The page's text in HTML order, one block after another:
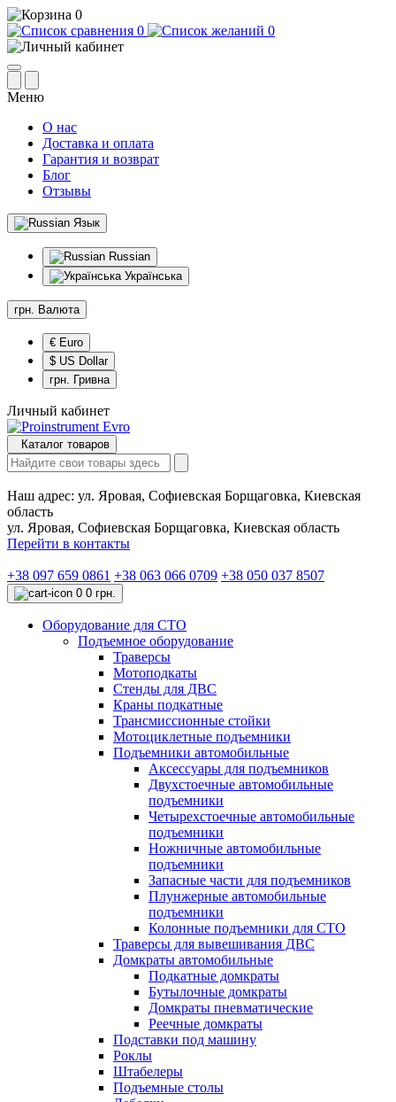
0
0
0
Меню
О нас
Доставка и оплата
Гарантия и возврат
Блог
Отзывы
Язык
Russian
Українська
грн. Валюта
€ Euro
$ US Dollar
грн. Гривна
Личный кабинет
Каталог товаров
Наш адрес: ул. Яровая, Софиевская Борщаговка, Киевская
область
ул. Яровая, Софиевская Борщаговка, Киевская область
Перейти в контакты
+38 097 659 0861 +38 063 066 0709 +38 050 037 8507
0 0 грн.
Оборудование для СТО
Подъемное оборудование
Траверсы
Мотоподкаты
Стенды для ДВС
Краны подкатные
Трансмиссионные стойки
Мотоциклетные подъемники
Подъемники автомобильные
Аксессуары для подъемников
Двухстоечные автомобильные
подъемники
Четырехстоечные автомобильные
подъемники
Ножничные автомобильные
подъемники
Запасные части для подъемников
Плунжерные автомобильные
подъемники
Колонные подъемники для СТО
Траверсы для вывешивания ДВС
Домкраты автомобильные
Подкатные домкраты
Бутылочные домкраты
Домкраты пневматические
Реечные домкраты
Подставки под машину
Роклы
Штабелеры
Подъемные столы